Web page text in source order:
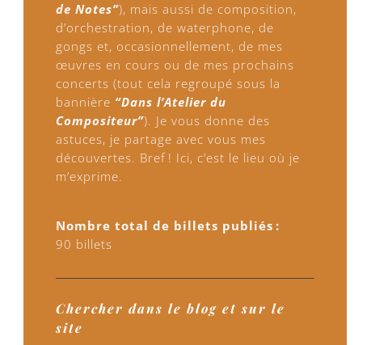
de Notes”), mais aussi de composition,
d’orchestration, de waterphone, de
gongs et, occasionnellement, de mes
œuvres en cours ou de mes prochains
concerts (tout cela regroupé sous la
bannière “Dans l’Atelier du
Compositeur”). Je vous donne des
astuces, je partage avec vous mes
découvertes. Bref ! Ici, c’est le lieu où je
m’exprime.
Nombre total de billets publiés :
90 billets
Chercher dans le blog et sur le
site